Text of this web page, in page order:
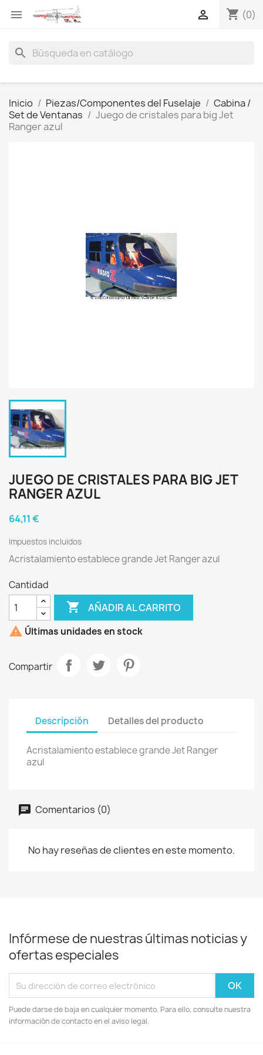
 shopping_cart (0)

search
Inicio Piezas/Componentes del Fuselaje
Cabina /
Set de Ventanas
Juego de cristales para big Jet
Ranger azul
JUEGO DE CRISTALES PARA BIG JET
RANGER AZUL
64,11 €
Impuestos incluidos
Acristalamiento establece grande Jet Ranger azul
Cantidad
 AÑADIR AL CARRITO
 Últimas unidades en stock
Compartir
Descripción Detalles del producto
Acristalamiento establece grande Jet Ranger
azul
Comentarios (0)
No hay reseñas de clientes en este momento.
Infórmese de nuestras últimas noticias y
ofertas especiales
Puede darse de baja en cualquier momento. Para ello, consulte nuestra
información de contacto en el aviso legal.